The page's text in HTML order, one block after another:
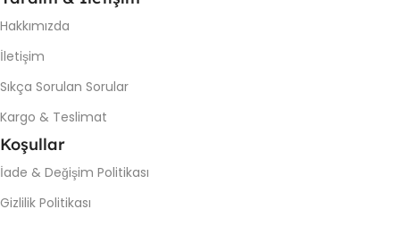
Hakkımızda
İletişim
Sıkça Sorulan Sorular
Kargo & Teslimat
Koşullar
İade & Değişim Politikası
Gizlilik Politikası